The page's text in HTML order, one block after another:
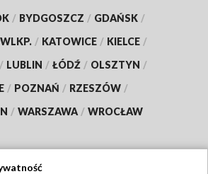
/ BYDGOSZCZ / GDAŃSK /
/ KATOWICE / KIELCE /
/ LUBLIN / ŁÓDŹ / OLSZTYN /
/ POZNAŃ / RZESZÓW /
/ WARSZAWA / WROCŁAW